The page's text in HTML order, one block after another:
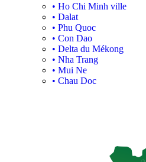
• Ho Chi Minh ville
• Dalat
• Phu Quoc
• Con Dao
• Delta du Mékong
• Nha Trang
• Mui Ne
• Chau Doc